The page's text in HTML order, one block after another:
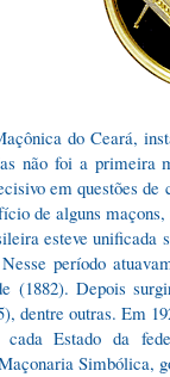
do Ceará,
não foi a primeira
em questões
de alguns
esteve unificada
período
(1882). Depois
dentre outras. Em
cada Estado da
Simbólica,